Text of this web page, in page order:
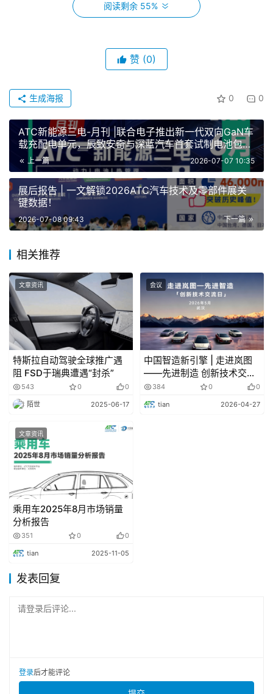
7月7日消息，小米集团近期针对其明星AI产品小爱同学
刚则被调任至机器人业务。自小爱同学研发启动至今，王刚
在该业务线上的任期已近十年。
全新极星 Polestar 4 SUV 定档9月2日海外发布
7月7日消息，极星今天在海外市场宣布，全新
Polestar4SUV将于9月2日发布，新车将主打“跨界”特性，
并与宝马iX3、奔驰GLCElectric等车型展开竞争。不过截至
目前，官方仅仅公布了一张新车照片。
技术变革
特斯拉 App4.58.5更新:新增FSD激活状态实时显
示功能
7月7日消息，特斯拉App新增了一项用户期盼已久的功
能:应用内会通过全新的“自动驾驶(Self-Driving)”标识，实
时显示FSD是否处于激活状态。多年来特斯拉App里一直会
展示车辆动态模型，自从官方全面改用3D模型渲染后，本
次更新首次实现:当FSD开启时，界面同步显示蓝色导航行
进路线，并标注自动驾驶字样。
产业链
华体科技成立新能源汽车充电服务公司
近日，华体超充(攀枝花)新能源汽车充电服务有限公司
成立，法定代表人为刘毅，经营范围包含:电动汽车充电基
础设施运营;新兴能源技术研发;集中式快速充电站;充电桩销
售;电池销售等。企查查股权穿透显示，该公司由华体科技
端配送等多样化物流场景的极速补能需求。
阅读剩余 55%
赞 (0)
0 0
生成海报
ATC新能源三电-月刊 |联合电子推出新一代双向GaN车
载充配电单元，辰致安奇与深蓝汽车首套试制电池包下
线 上一篇 2026-07-07 10:35
展后报告 | 一文解锁2026ATC汽车技术及零部件展关
键数据！
下一篇
2026-07-08 09:43
相关推荐
文章资讯
特斯拉自动驾驶全球推广遇
阻 FSD于瑞典遭遇“封杀”
543 0 0
陌世 2025-06-17
会议
中国智造新引擎 | 走进岚图
——先进制造 创新技术交流
日384 0 0
tian 2026-04-27
文章资讯
乘用车2025年8月市场销量
分析报告
351 0 0
tian 2025-11-05
发表回复
请登录后评论...
登录后才能评论